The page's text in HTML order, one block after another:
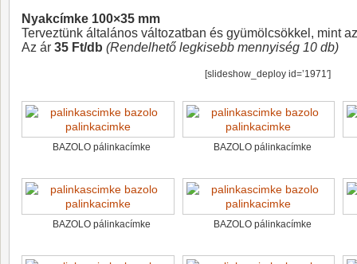
Nyakcímke 100×35 mm
Terveztünk általános változatban és gyümölcsökkel, mint
Az ár 35 Ft/db (Rendelhető legkisebb mennyiség 10 db)
[slideshow_deploy id=’1971′]
BAZOLO pálinkacímke BAZOLO pálinkacímke
BAZOLO pálinkacímke BAZOLO pálinkacímke